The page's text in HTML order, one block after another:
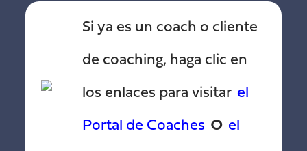
Si ya es un coach o cliente
de coaching, haga clic en
los enlaces para visitar el
Portal de Coaches o el